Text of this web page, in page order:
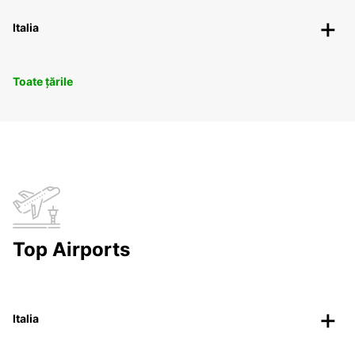
Italia
Toate țările
Top Airports
Italia